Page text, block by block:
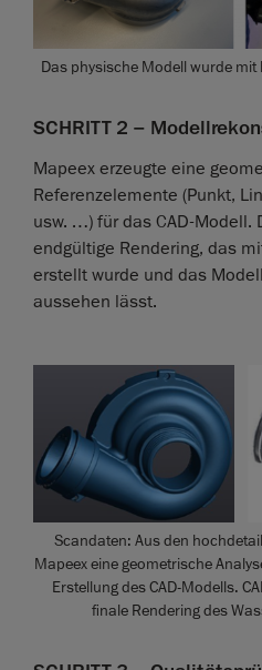
Das physische Modell wurde
SCHRITT 2 –
Mapeex erzeugte eine
Referenzelemente (Punkt,
usw. …) für das CAD-Modell.
endgültige Rendering, das
erstellt wurde und das
aussehen lässt.
Scandaten: Aus den
Mapeex eine geometrische
Erstellung des CAD-Modells.
finale Rendering des